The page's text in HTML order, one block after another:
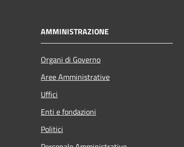
AMMINISTRAZIONE
Organi di Governo
Aree Amministrative
Uffici
Enti e fondazioni
Politici